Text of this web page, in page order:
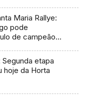
Maria Rallye:
pode
de campeão
etapa
hoje da Horta